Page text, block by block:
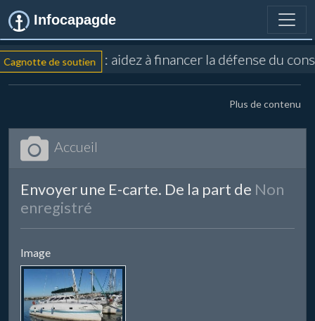
Infocapagde
Cagnotte de soutien : aidez à financer la défense du
Plus de contenu
Accueil
Envoyer une E-carte. De la part de Non
enregistré
Image